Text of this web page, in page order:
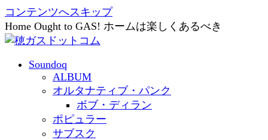
コンテンツへスキップ
Home Ought to GAS! ホームは楽しくあるべき
Soundoq
ALBUM
オルタナティブ・パンク
ボブ・ディラン
ポピュラー
サブスク